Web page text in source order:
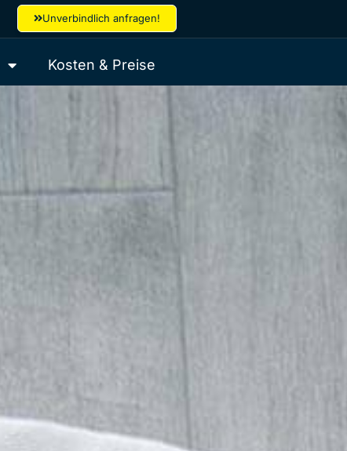
Unverbindlich anfragen!
Kosten & Preise